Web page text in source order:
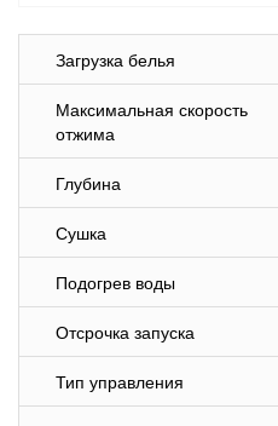
Загрузка белья
Максимальная скорость
отжима
Глубина
Сушка
Подогрев воды
Отсрочка запуска
Тип управления